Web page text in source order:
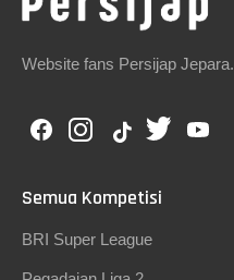
Website fans Persijap Jepara.
Semua Kompetisi
BRI Super League